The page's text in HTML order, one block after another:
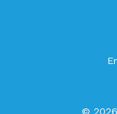
© 2026